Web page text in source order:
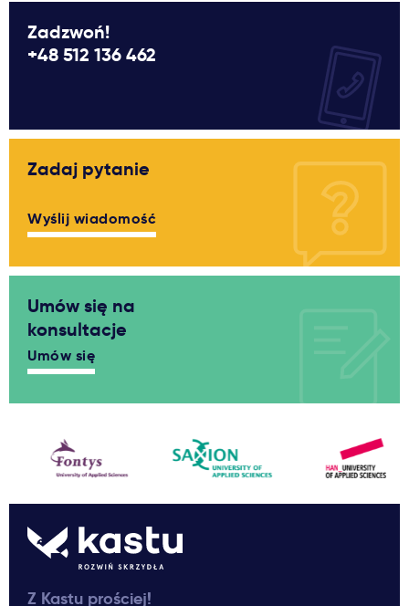
Zadzwoń!
+48 512 136 462
Zadaj pytanie
Wyślij wiadomość
Umów się na
konsultacje
Umów się
Z Kastu prościej!